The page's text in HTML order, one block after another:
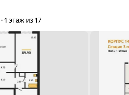
1 этаж из 17